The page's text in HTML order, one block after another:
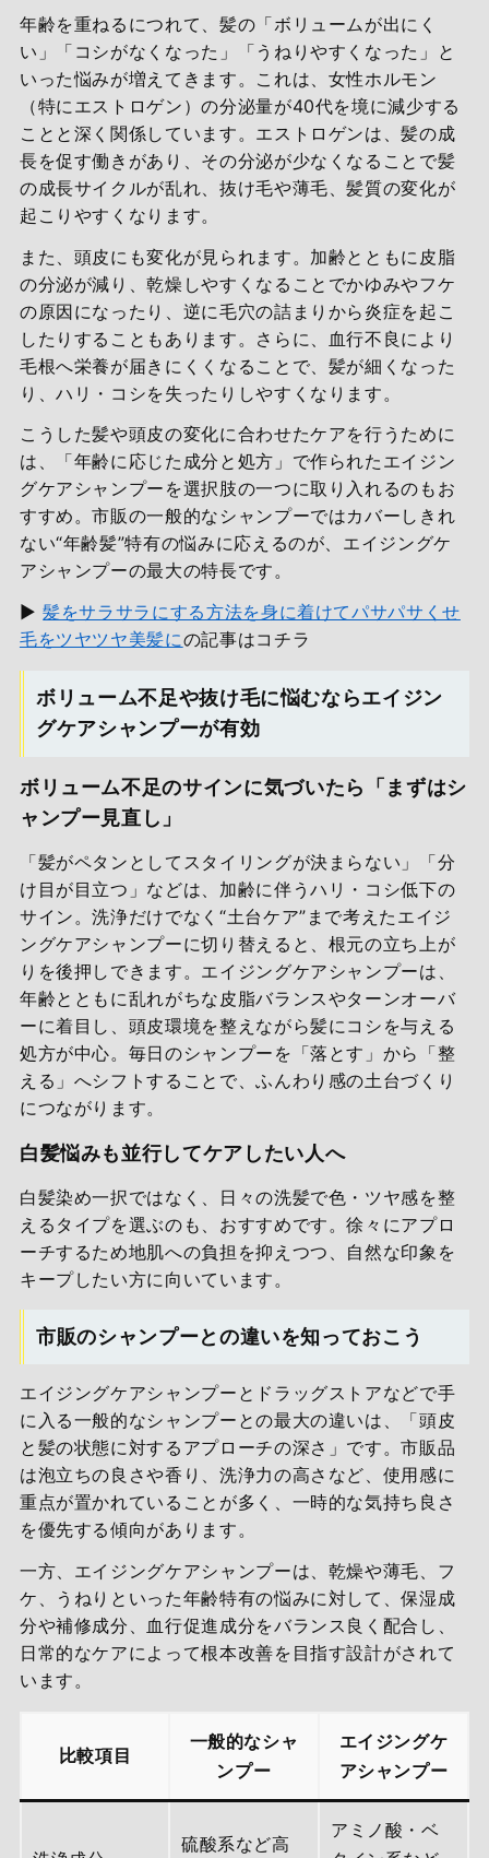
年齢を重ねるにつれて、髪の「ボリュームが出にく
い」「コシがなくなった」「うねりやすくなった」と
いった悩みが増えてきます。これは、女性ホルモン
（特にエストロゲン）の分泌量が40代を境に減少する
ことと深く関係しています。エストロゲンは、髪の成
長を促す働きがあり、その分泌が少なくなることで髪
の成長サイクルが乱れ、抜け毛や薄毛、髪質の変化が
起こりやすくなります。
また、頭皮にも変化が見られます。加齢とともに皮脂
の分泌が減り、乾燥しやすくなることでかゆみやフケ
の原因になったり、逆に毛穴の詰まりから炎症を起こ
したりすることもあります。さらに、血行不良により
毛根へ栄養が届きにくくなることで、髪が細くなった
り、ハリ・コシを失ったりしやすくなります。
こうした髪や頭皮の変化に合わせたケアを行うために
は、「年齢に応じた成分と処方」で作られたエイジン
グケアシャンプーを選択肢の一つに取り入れるのもお
すすめ。市販の一般的なシャンプーではカバーしきれ
ない“年齢髪”特有の悩みに応えるのが、エイジングケ
アシャンプーの最大の特長です。
▶髪をサラサラにする方法を身に着けてパサパサくせ
毛をツヤツヤ美髪にの記事はコチラ
ボリューム不足や抜け毛に悩むならエイジン
グケアシャンプーが有効
ボリューム不足のサインに気づいたら「まずはシ
ャンプー見直し」
「髪がペタンとしてスタイリングが決まらない」「分
け目が目立つ」などは、加齢に伴うハリ・コシ低下の
サイン。洗浄だけでなく“土台ケア”まで考えたエイジ
ングケアシャンプーに切り替えると、根元の立ち上が
りを後押しできます。エイジングケアシャンプーは、
年齢とともに乱れがちな皮脂バランスやターンオーバ
ーに着目し、頭皮環境を整えながら髪にコシを与える
処方が中心。毎日のシャンプーを「落とす」から「整
える」へシフトすることで、ふんわり感の土台づくり
につながります。
白髪悩みも並行してケアしたい人へ
白髪染め一択ではなく、日々の洗髪で色・ツヤ感を整
えるタイプを選ぶのも、おすすめです。徐々にアプロ
ーチするため地肌への負担を抑えつつ、自然な印象を
キープしたい方に向いています。
市販のシャンプーとの違いを知っておこう
エイジングケアシャンプーとドラッグストアなどで手
に入る一般的なシャンプーとの最大の違いは、「頭皮
と髪の状態に対するアプローチの深さ」です。市販品
は泡立ちの良さや香り、洗浄力の高さなど、使用感に
重点が置かれていることが多く、一時的な気持ち良さ
を優先する傾向があります。
一方、エイジングケアシャンプーは、乾燥や薄毛、フ
ケ、うねりといった年齢特有の悩みに対して、保湿成
分や補修成分、血行促進成分をバランス良く配合し、
日常的なケアによって根本改善を目指す設計がされて
います。
比較項目
一般的なシャ
ンプー
エイジングケ
アシャンプー
硫酸系など高
アミノ酸・ベ